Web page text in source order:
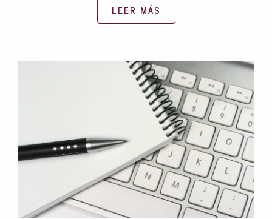
LEER MÁS